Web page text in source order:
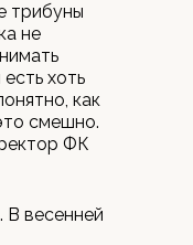
трибуны
не
хоть
как
смешно.
ФК
В весенней